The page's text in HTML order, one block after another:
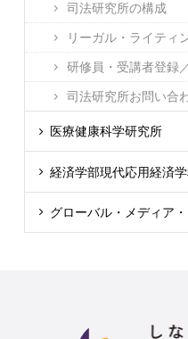
司法研究所の構成
リーガル・ライティ
研修員・受講者登録
司法研究所お問い合
医療健康科学研究所
経済学部現代応用経済
グローバル・メディア